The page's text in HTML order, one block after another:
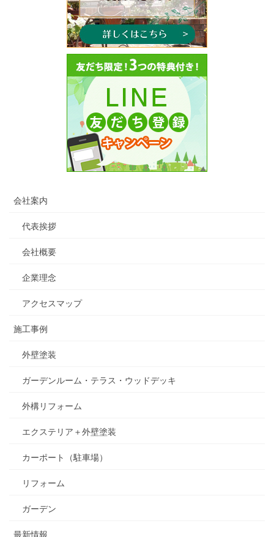
会社案内
代表挨拶
会社概要
企業理念
アクセスマップ
施工事例
外壁塗装
ガーデンルーム・テラス・ウッドデッキ
外構リフォーム
エクステリア＋外壁塗装
カーポート（駐車場）
リフォーム
ガーデン
最新情報